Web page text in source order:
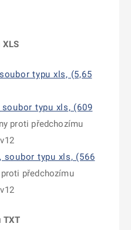
typu xls, (5,65
typu xls, (609
proti předchozímu
soubor typu xls, (566
předchozímu
TXT